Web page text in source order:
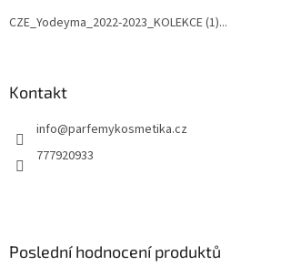
CZE_Yodeyma_2022-2023_KOLEKCE (1)...
Kontakt
info@parfemykosmetika.cz
777920933
Poslední hodnocení produktů